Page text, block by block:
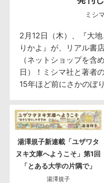
ミシ
2月12日（木）、『大
りかよ』が、リアル書
（ネットショップを含
日）！ミシマ社と著者
15年ほど前にさかのぼり
湯澤規子新連載「ユザワタ
ヌキ文庫へようこそ」第1回
「とある大学の片隅で」
湯澤規子